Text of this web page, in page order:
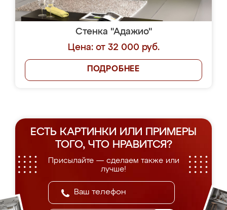
Стенка "Адажио"
Цена: от 32 000 руб.
ПОДРОБНЕЕ
ЕСТЬ КАРТИНКИ ИЛИ ПРИМЕРЫ
ТОГО, ЧТО НРАВИТСЯ?
Присылайте — сделаем также или
лучше!